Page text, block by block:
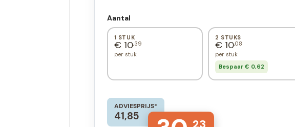
Aantal
1 STUK
€ 10,39
per stuk
2 STUKS
€ 10,08
per stuk
Bespaar € 0,62
ADVIESPRIJS*
41,85